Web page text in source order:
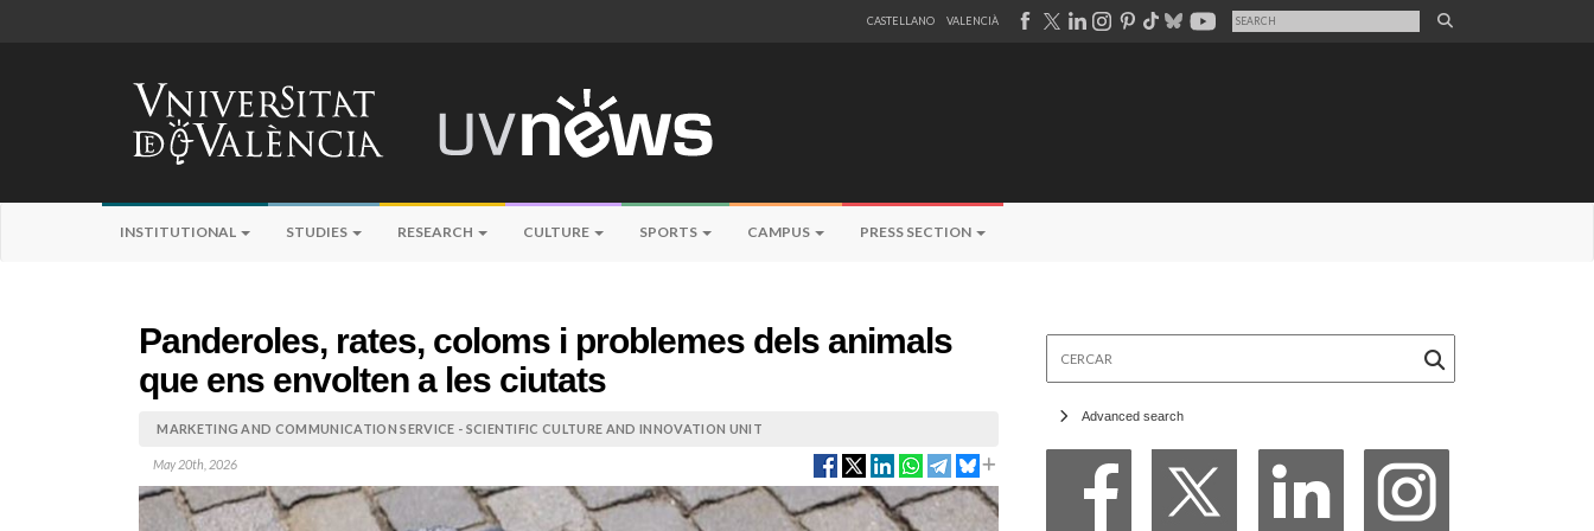
CASTELLANO VALENCIÀ
INSTITUTIONAL STUDIES RESEARCH CULTURE SPORTS CAMPUS PRESS SECTION
Panderoles, rates, coloms i problemes dels animals
que ens envolten a les ciutats
MARKETING AND COMMUNICATION SERVICE - SCIENTIFIC CULTURE AND INNOVATION UNIT
May 20th, 2026
Advanced search